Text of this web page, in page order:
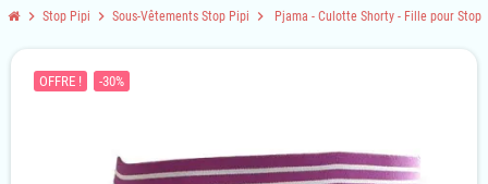
chevron_right Stop Pipi chevron_right Sous-Vêtements Stop Pipi chevron_right Pjama - Culotte Shorty - Fille pour Stop
OFFRE ! -30%